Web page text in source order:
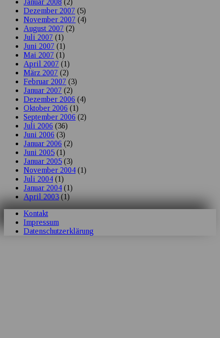
Januar 2008 (2)
Dezember 2007 (5)
November 2007 (4)
August 2007 (2)
Juli 2007 (1)
Juni 2007 (1)
Mai 2007 (1)
April 2007 (1)
März 2007 (2)
Februar 2007 (3)
Januar 2007 (2)
Dezember 2006 (4)
Oktober 2006 (1)
September 2006 (2)
Juli 2006 (36)
Juni 2006 (3)
Januar 2006 (2)
Juni 2005 (1)
Januar 2005 (3)
November 2004 (1)
Juli 2004 (1)
Januar 2004 (1)
April 2003(1)
Kontakt
Impressum
Datenschutzerklärung